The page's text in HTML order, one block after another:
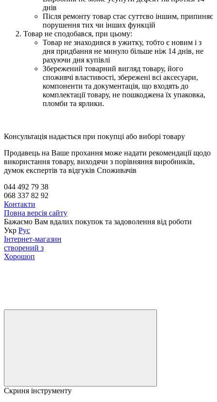
днів
Після ремонту товар стає суттєво іншим, припиняє
порушення тих чи інших функцій
Товар не сподобався, при цьому:
Товар не знаходився в ужитку, тобто є новим і з
дня придбання не минуло більше ніж 14 днів, не
рахуючи дня купівлі
Збережений товарний вигляд товару, його
споживчі властивості, збережені всі аксесуари,
компоненти та документація, що входять до
комплектації товару, не пошкоджена їх упаковка,
пломби та ярлики.
Консультація надається при покупці або виборі товару
Продавець на Ваше прохання може надати рекомендації щодо
використання товару, виходячи з порівняння виробників,
думок експертів та відгуків Споживачів
044 492 79 38
068 337 82 92
Контакти
Повна версія сайту
Бажаємо Вам вдалих покупок та задоволення від роботи
Укр Рус
Інтернет-магазин
створений з
Хорошоп
Скриня інструменту